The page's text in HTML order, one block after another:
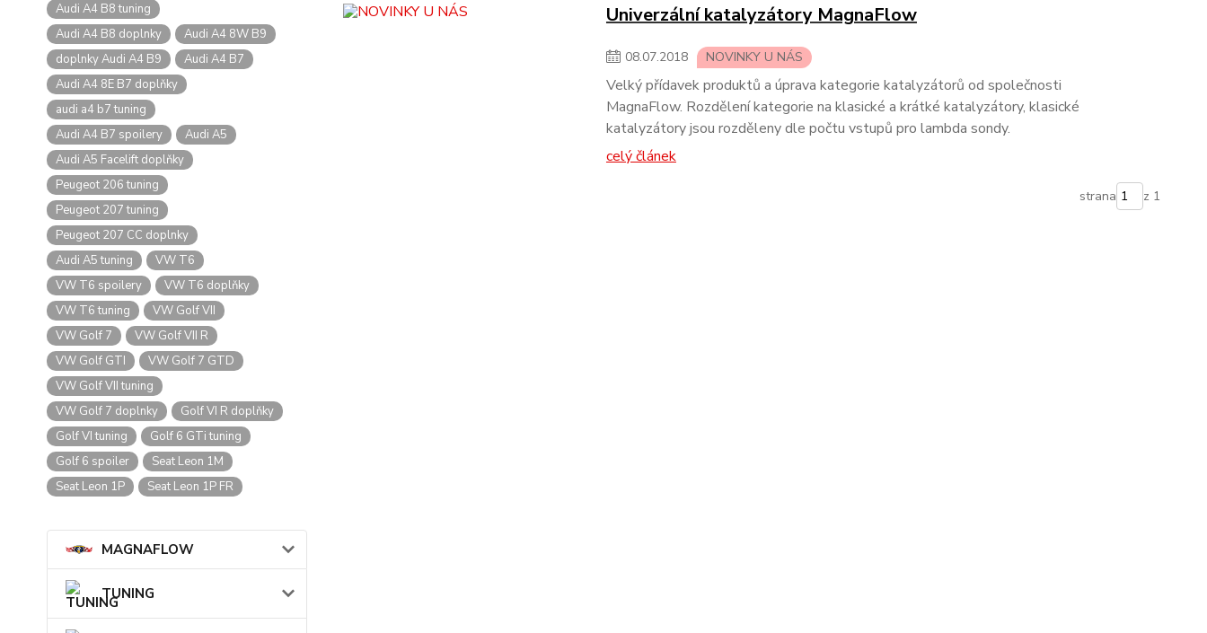
Audi A4 B8 tuning
Audi A4 B8 doplnky
Audi A4 8W B9
doplnky Audi A4 B9
Audi A4 B7
Audi A4 8E B7 doplňky
audi a4 b7 tuning
Audi A4 B7 spoilery
Audi A5
Audi A5 Facelift doplňky
Peugeot 206 tuning
Peugeot 207 tuning
Peugeot 207 CC doplnky
Audi A5 tuning
VW T6
VW T6 spoilery
VW T6 doplňky
VW T6 tuning
VW Golf VII
VW Golf 7
VW Golf VII R
VW Golf GTI
VW Golf 7 GTD
VW Golf VII tuning
VW Golf 7 doplnky
Golf VI R doplňky
Golf VI tuning
Golf 6 GTi tuning
Golf 6 spoiler
Seat Leon 1M
Seat Leon 1P
Seat Leon 1P FR
MAGNAFLOW
TUNING
Univerzální katalyzátory MagnaFlow
08.07.2018 NOVINKY U NÁS
Velký přídavek produktů a úprava kategorie katalyzátorů od společnosti
MagnaFlow. Rozdělení kategorie na klasické a krátké katalyzátory, klasické
katalyzátory jsou rozděleny dle počtu vstupů pro lambda sondy.
celý článek
strana z 1